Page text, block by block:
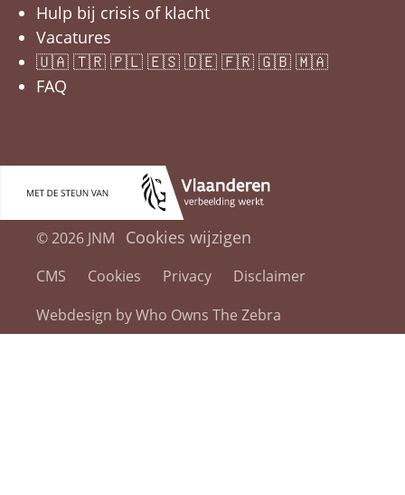
Hulp bij crisis of klacht
Vacatures
🇺🇦 🇹🇷 🇵🇱 🇪🇸 🇩🇪 🇫🇷 🇬🇧 🇲🇦
FAQ
© 2026 JNM Cookies wijzigen
CMS Cookies Privacy
Disclaimer
Webdesign by Who Owns The Zebra